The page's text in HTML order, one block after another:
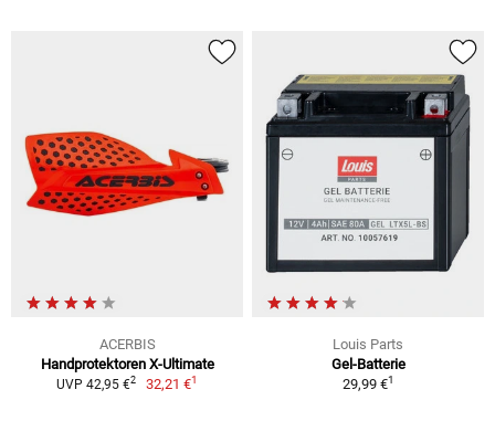
ACERBIS
Handprotektoren X-Ultimate
UVP 42,95 €2 32,21 €1
Louis Parts
Gel-Batterie
29,99 €1